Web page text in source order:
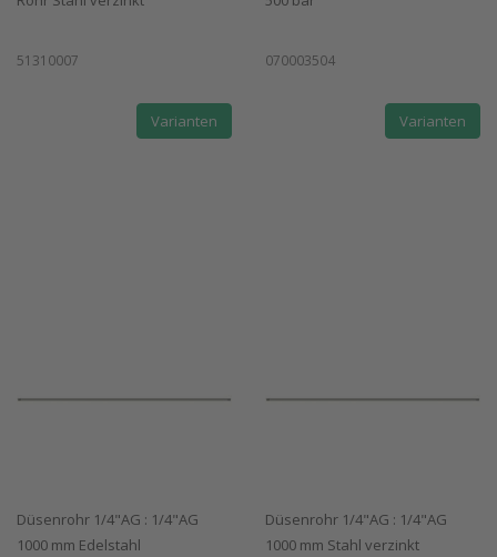
51310007
Varianten
070003504
Varianten
Düsenrohr 1/4"AG : 1/4"AG
1000 mm Edelstahl
Düsenrohr 1/4"AG : 1/4"AG
1000 mm Stahl verzinkt